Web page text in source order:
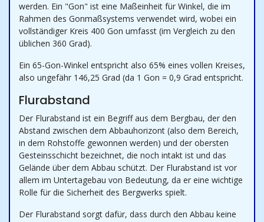
werden. Ein "Gon" ist eine Maßeinheit für Winkel, die im
Rahmen des Gonmaßsystems verwendet wird, wobei ein
vollständiger Kreis 400 Gon umfasst (im Vergleich zu den
üblichen 360 Grad).
Ein 65-Gon-Winkel entspricht also 65% eines vollen Kreises,
also ungefähr 146,25 Grad (da 1 Gon = 0,9 Grad entspricht.
Flurabstand
Der Flurabstand ist ein Begriff aus dem Bergbau, der den
Abstand zwischen dem Abbauhorizont (also dem Bereich,
in dem Rohstoffe gewonnen werden) und der obersten
Gesteinsschicht bezeichnet, die noch intakt ist und das
Gelände über dem Abbau schützt. Der Flurabstand ist vor
allem im Untertagebau von Bedeutung, da er eine wichtige
Rolle für die Sicherheit des Bergwerks spielt.
Der Flurabstand sorgt dafür, dass durch den Abbau keine